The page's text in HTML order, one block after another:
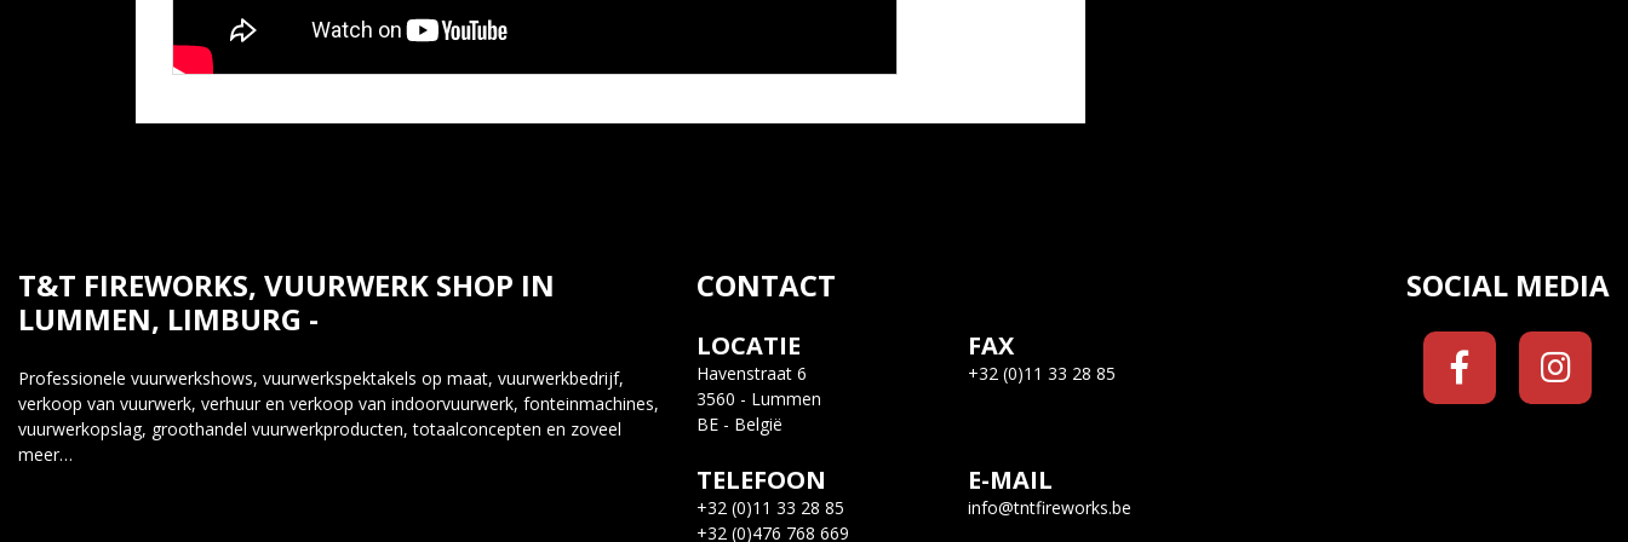
T&T FIREWORKS, VUURWERK SHOP IN
LUMMEN, LIMBURG -
Professionele vuurwerkshows, vuurwerkspektakels op maat, vuurwerkbedrijf,
verkoop van vuurwerk, verhuur en verkoop van indoorvuurwerk, fonteinmachines,
vuurwerkopslag, groothandel vuurwerkproducten, totaalconcepten en zoveel
meer…
CONTACT
LOCATIE
Havenstraat 6
3560 - Lummen
BE - België
FAX
+32 (0)11 33 28 85
TELEFOON
+32 (0)11 33 28 85
+32 (0)476 768 669
E-MAIL
info@tntfireworks.be
SOCIAL MEDIA